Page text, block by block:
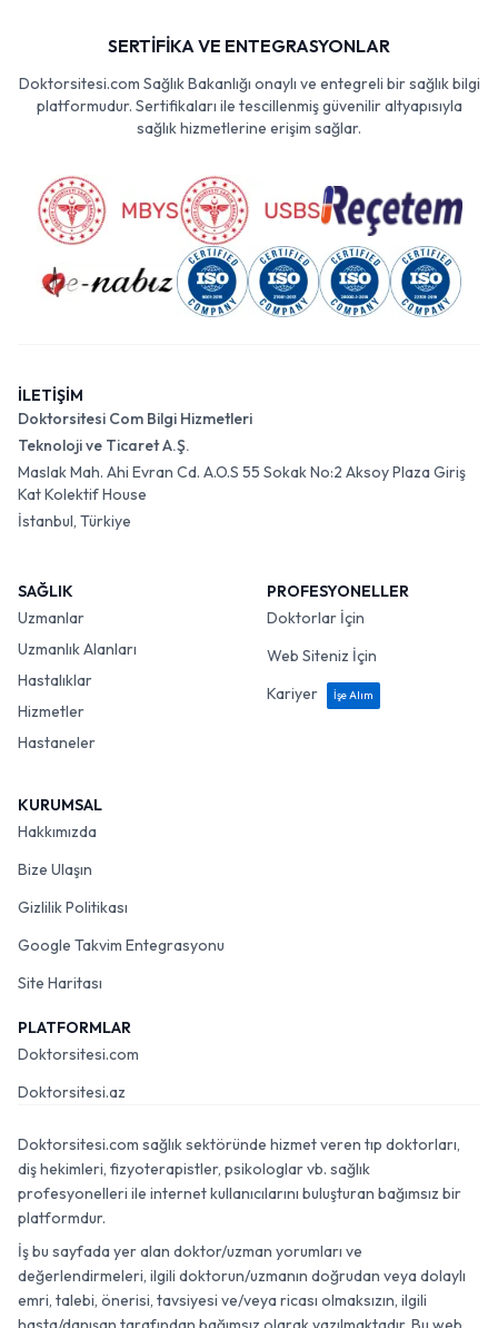
SERTİFİKA VE ENTEGRASYONLAR
Doktorsitesi.com Sağlık Bakanlığı onaylı ve entegreli bir sağlık bilgi
platformudur. Sertifikaları ile tescillenmiş güvenilir altyapısıyla
sağlık hizmetlerine erişim sağlar.
İLETİŞİM
Doktorsitesi Com Bilgi Hizmetleri
Teknoloji ve Ticaret A.Ş.
Maslak Mah. Ahi Evran Cd. A.O.S 55 Sokak No:2 Aksoy Plaza Giriş
Kat Kolektif House
İstanbul, Türkiye
SAĞLIK
Uzmanlar
Uzmanlık Alanları
Hastalıklar
Hizmetler
Hastaneler
PROFESYONELLER
Doktorlar İçin
Web Siteniz İçin
Kariyer
İşe Alım
KURUMSAL
Hakkımızda
Bize Ulaşın
Gizlilik Politikası
Google Takvim Entegrasyonu
Site Haritası
PLATFORMLAR
Doktorsitesi.com
Doktorsitesi.az
Doktorsitesi.com sağlık sektöründe hizmet veren tıp doktorları,
diş hekimleri, fizyoterapistler, psikologlar vb. sağlık
profesyonelleri ile internet kullanıcılarını buluşturan bağımsız bir
platformdur.
İş bu sayfada yer alan doktor/uzman yorumları ve
değerlendirmeleri, ilgili doktorun/uzmanın doğrudan veya dolaylı
emri, talebi, önerisi, tavsiyesi ve/veya ricası olmaksızın, ilgili